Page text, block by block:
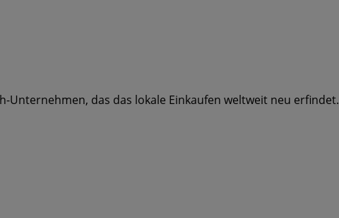
Unternehmen, das das lokale Einkaufen weltweit neu erfindet.